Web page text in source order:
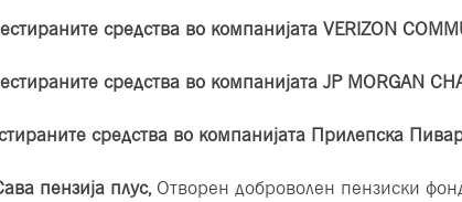
средства во компанијата VERIZON
средства во компанијата JP MORGAN
средства во компанијата Прилепска
пензија плус, Отворен доброволен пензиски